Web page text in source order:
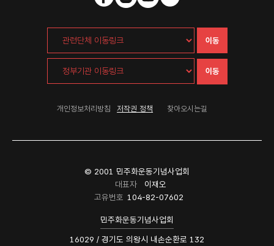
이동
이동
개인정보처리방침 저작권 정책 찾아오시는길
© 2001 민주화운동기념사업회
대표자
이재오
고유번호 104-82-07602
민주화운동기념사업회
16029 / 경기도 의왕시 내손순환로 132